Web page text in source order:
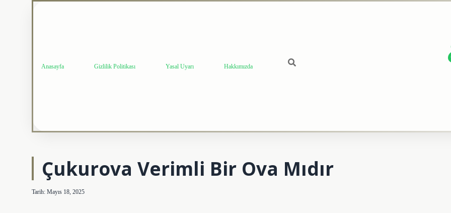
Anasayfa Gizlilik Politikası Yasal Uyarı Hakkımızda
Çukurova Verimli Bir Ova Mıdır
Tarih: Mayıs 18, 2025